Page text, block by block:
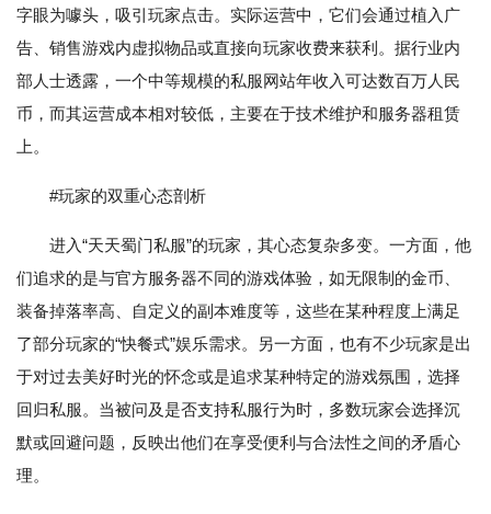
字眼为噱头，吸引玩家点击。实际运营中，它们会通过植入广
告、销售游戏内虚拟物品或直接向玩家收费来获利。据行业内
部人士透露，一个中等规模的私服网站年收入可达数百万人民
币，而其运营成本相对较低，主要在于技术维护和服务器租赁
上。
#玩家的双重心态剖析
进入“天天蜀门私服”的玩家，其心态复杂多变。一方面，他
们追求的是与官方服务器不同的游戏体验，如无限制的金币、
装备掉落率高、自定义的副本难度等，这些在某种程度上满足
了部分玩家的“快餐式”娱乐需求。另一方面，也有不少玩家是出
于对过去美好时光的怀念或是追求某种特定的游戏氛围，选择
回归私服。当被问及是否支持私服行为时，多数玩家会选择沉
默或回避问题，反映出他们在享受便利与合法性之间的矛盾心
理。